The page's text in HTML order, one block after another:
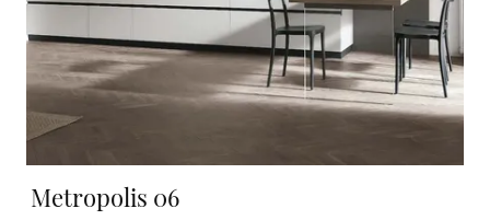
Metropolis 06